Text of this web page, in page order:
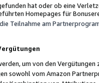
hat oder ob eine
Homepages für
Teilnahme am
um von den
sowohl vom Amazon